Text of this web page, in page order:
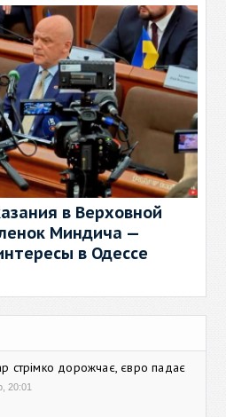
в Верховной
Миндича —
в Одессе
стрімко дорожчає, євро падає
20:01